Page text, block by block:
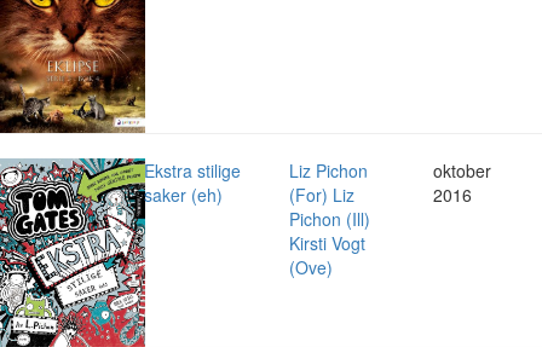
Ekstra stilige
saker (eh)
Liz Pichon
(For) Liz
Pichon (Ill)
Kirsti Vogt
(Ove)
oktober
2016